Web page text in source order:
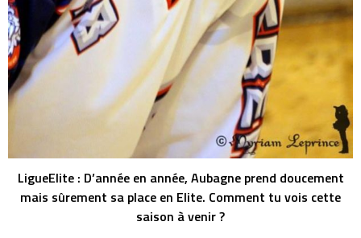
LigueElite : D’année en année, Aubagne prend doucement
mais sûrement sa place en Elite. Comment tu vois cette
saison à venir ?